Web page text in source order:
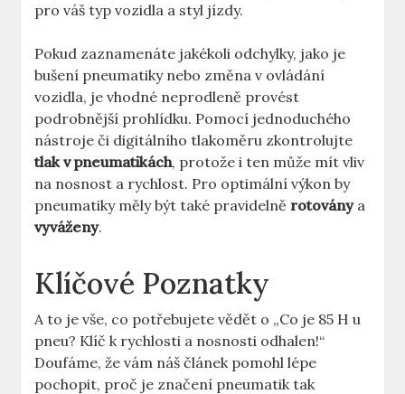
pro váš typ vozidla a styl jízdy.
Pokud zaznamenáte jakékoli odchylky, jako je
bušení pneumatiky nebo změna v ovládání
vozidla, je vhodné neprodleně provést
podrobnější prohlídku. Pomocí jednoduchého
nástroje či digitálního tlakoměru zkontrolujte
tlak v pneumatikách, protože i ten může mít vliv
na nosnost a rychlost. Pro optimální výkon by
pneumatiky měly být také pravidelně rotoványa
vyváženy.
Klíčové Poznatky
A to je vše, co potřebujete vědět o „Co je 85 H u
pneu? Klíč k rychlosti a nosnosti odhalen!“
Doufáme, že vám náš článek pomohl lépe
pochopit, proč je značení pneumatik tak